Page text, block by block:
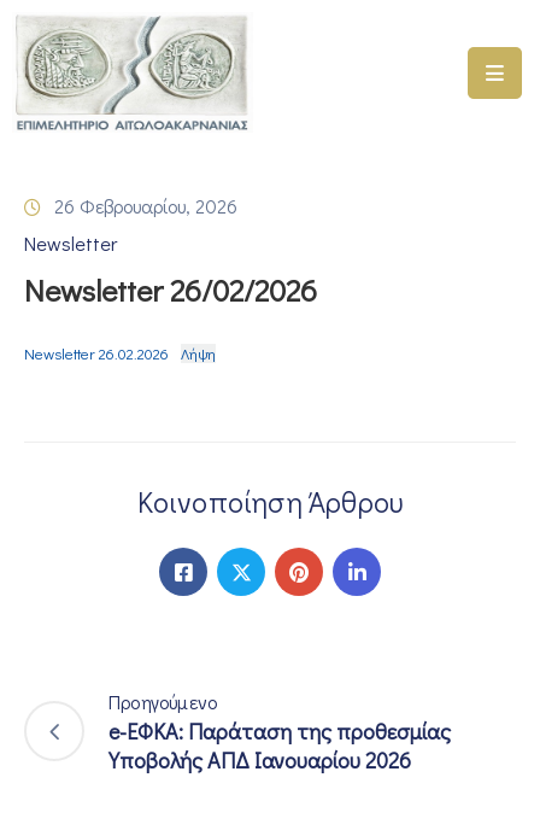
ΑΡΧΙΚΗ
ΓΕΜΗ
–
ΕΠΙΜΕΛΗΤΗΡΙΟΥ
26 Φεβρουαρίου, 2026
Newsletter
Newsletter 26/02/2026
Newsletter 26.02.2026 Λήψη
Κοινοποίηση Άρθρου
Προηγούμενο
e-ΕΦΚΑ: Παράταση της προθεσμίας
Υποβολής ΑΠΔ Ιανουαρίου 2026